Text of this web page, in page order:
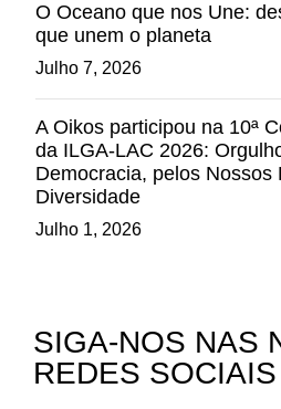
O Oceano que nos Une:
que unem o planeta
Julho 7, 2026
A Oikos participou na 10ª
da ILGA-LAC 2026:
Democracia, pelos Nossos
Diversidade
Julho 1, 2026
SIGA-NOS NAS
REDES SOCIAIS